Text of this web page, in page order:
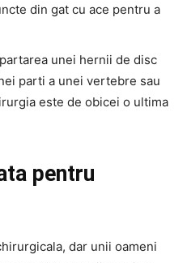
din gat cu ace pentru a
unei hernii de disc
parti a unei vertebre sau
este de obicei o ultima
pentru
dar unii oameni